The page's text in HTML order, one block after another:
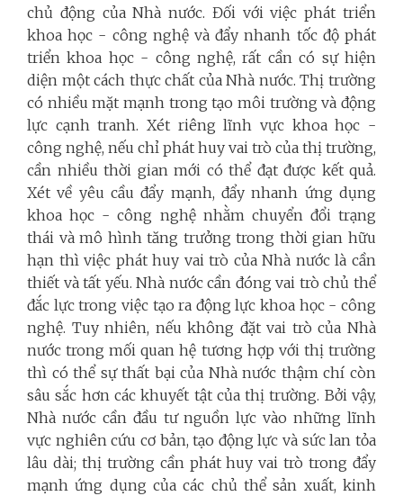
chủ động của Nhà nước. Đối với việc phát triển
khoa học - công nghệ và đẩy nhanh tốc độ phát
triển khoa học - công nghệ, rất cần có sự hiện
diện một cách thực chất của Nhà nước. Thị trường
có nhiều mặt mạnh trong tạo môi trường và động
lực cạnh tranh. Xét riêng lĩnh vực khoa học -
công nghệ, nếu chỉ phát huy vai trò của thị trường,
cần nhiều thời gian mới có thể đạt được kết quả.
Xét về yêu cầu đẩy mạnh, đẩy nhanh ứng dụng
khoa học - công nghệ nhằm chuyển đổi trạng
thái và mô hình tăng trưởng trong thời gian hữu
hạn thì việc phát huy vai trò của Nhà nước là cần
thiết và tất yếu. Nhà nước cần đóng vai trò chủ thể
đắc lực trong việc tạo ra động lực khoa học - công
nghệ. Tuy nhiên, nếu không đặt vai trò của Nhà
nước trong mối quan hệ tương hợp với thị trường
thì có thể sự thất bại của Nhà nước thậm chí còn
sâu sắc hơn các khuyết tật của thị trường. Bởi vậy,
Nhà nước cần đầu tư nguồn lực vào những lĩnh
vực nghiên cứu cơ bản, tạo động lực và sức lan tỏa
lâu dài; thị trường cần phát huy vai trò trong đẩy
mạnh ứng dụng của các chủ thể sản xuất, kinh